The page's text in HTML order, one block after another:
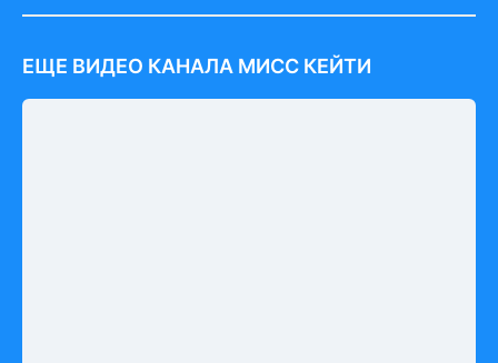
ЕЩЕ ВИДЕО КАНАЛА МИСС КЕЙТИ